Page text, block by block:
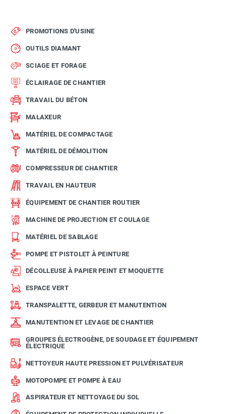
PROMOTIONS D'USINE
OUTILS DIAMANT
SCIAGE ET FORAGE
ÉCLAIRAGE DE CHANTIER
TRAVAIL DU BÉTON
MALAXEUR
MATÉRIEL DE COMPACTAGE
MATÉRIEL DE DÉMOLITION
COMPRESSEUR DE CHANTIER
TRAVAIL EN HAUTEUR
ÉQUIPEMENT DE CHANTIER ROUTIER
MACHINE DE PROJECTION ET COULAGE
MATÉRIEL DE SABLAGE
POMPE ET PISTOLET À PEINTURE
DÉCOLLEUSE À PAPIER PEINT ET MOQUETTE
ESPACE VERT
TRANSPALETTE, GERBEUR ET MANUTENTION
MANUTENTION ET LEVAGE DE CHANTIER
GROUPES ÉLECTROGÈNE, DE SOUDAGE ET ÉQUIPEMENT
ÉLECTRIQUE
NETTOYEUR HAUTE PRESSION ET PULVÉRISATEUR
MOTOPOMPE ET POMPE À EAU
ASPIRATEUR ET NETTOYAGE DU SOL